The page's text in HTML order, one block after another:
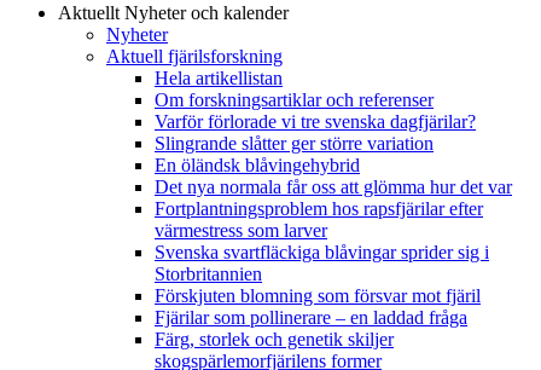
Aktuellt Nyheter och kalender
Nyheter
Aktuell fjärilsforskning
Hela artikellistan
Om forskningsartiklar och referenser
Varför förlorade vi tre svenska dagfjärilar?
Slingrande slåtter ger större variation
En öländsk blåvingehybrid
Det nya normala får oss att glömma hur det var
Fortplantningsproblem hos rapsfjärilar efter
värmestress som larver
Svenska svartfläckiga blåvingar sprider sig i
Storbritannien
Förskjuten blomning som försvar mot fjäril
Fjärilar som pollinerare – en laddad fråga
Färg, storlek och genetik skiljer
skogspärlemorfjärilens former